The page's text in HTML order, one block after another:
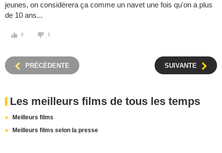
jeunes, on considérera ça comme un navet une fois qu'on a plus
de 10 ans...
0 1
PRÉCÉDENTE SUIVANTE
Les meilleurs films de tous les temps
Meilleurs films
Meilleurs films selon la presse